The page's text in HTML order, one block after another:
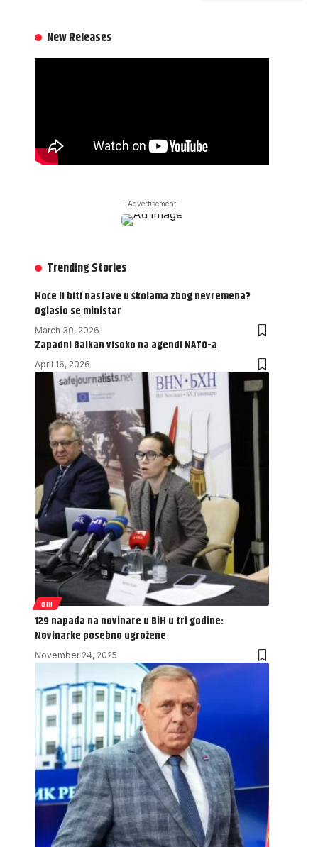
New Releases
- Advertisement -
Trending Stories
Hoće li biti nastave u školama zbog nevremena?
Oglasio se ministar
March 30, 2026
Zapadni Balkan visoko na agendi NATO-a
April 16, 2026
BIH
129 napada na novinare u BiH u tri godine:
Novinarke posebno ugrožene
November 24, 2025